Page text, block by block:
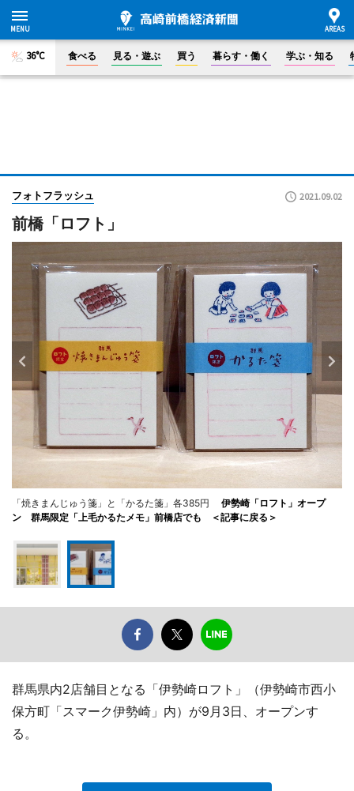
36°C 食べる 見る・遊ぶ 買う 暮らす・働く 学ぶ・知る
フォトフラッシュ 2021.09.02
前橋「ロフト」
「焼きまんじゅう箋」と「かるた箋」各385円
伊勢崎「ロフト」オープ
ン 群馬限定「上毛かるたメモ」前橋店でも ＜記事に戻る＞
群馬県内2店舗目となる「伊勢崎ロフト」（伊勢崎市西小
保方町「スマーク伊勢崎」内）が9月3日、オープンす
る。